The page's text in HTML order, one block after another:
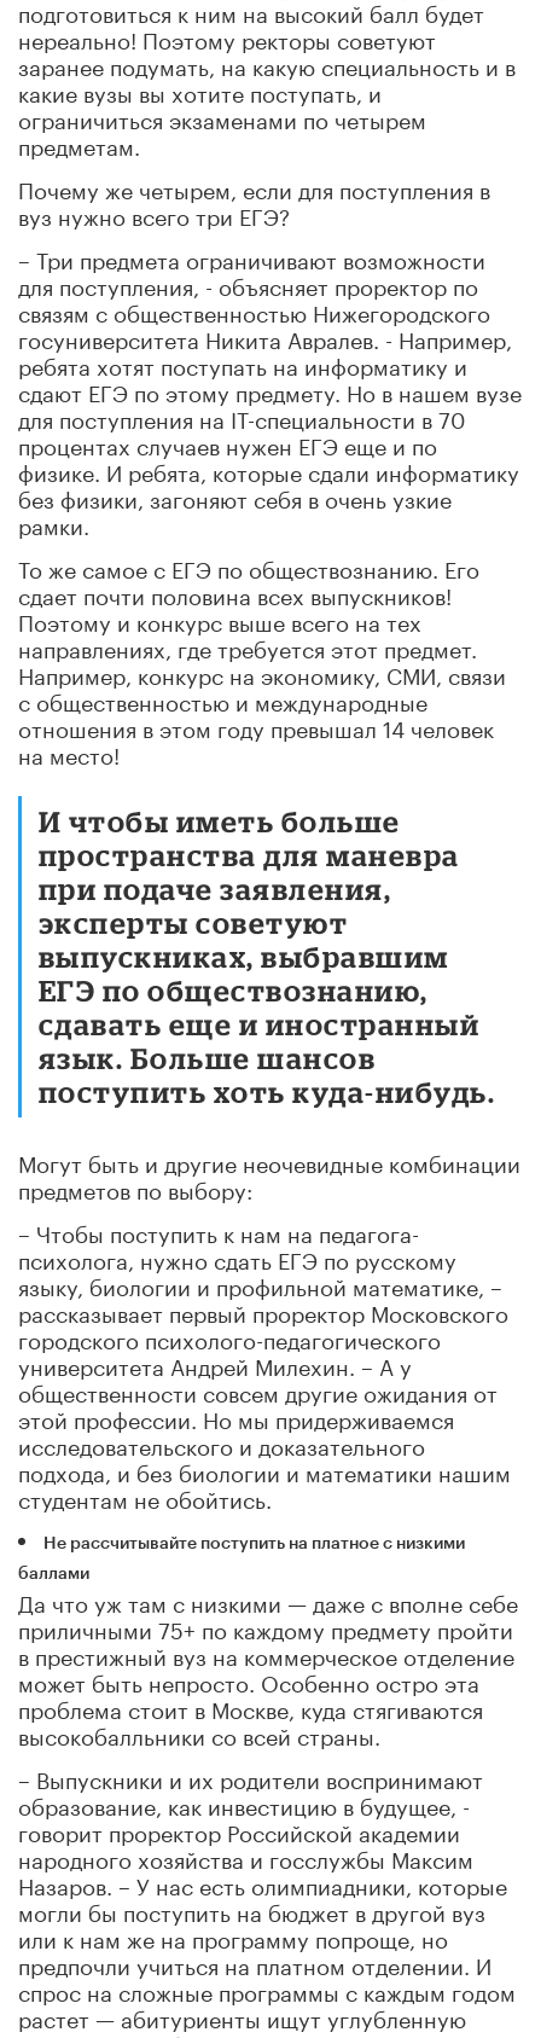
подготовиться к ним на высокий балл будет
нереально! Поэтому ректоры советуют
заранее подумать, на какую специальность и в
какие вузы вы хотите поступать, и
ограничиться экзаменами по четырем
предметам.
Почему же четырем, если для поступления в
вуз нужно всего три ЕГЭ?
– Три предмета ограничивают возможности
для поступления, - объясняет проректор по
связям с общественностью Нижегородского
госуниверситета Никита Авралев. - Например,
ребята хотят поступать на информатику и
сдают ЕГЭ по этому предмету. Но в нашем вузе
для поступления на IT-специальности в 70
процентах случаев нужен ЕГЭ еще и по
физике. И ребята, которые сдали информатику
без физики, загоняют себя в очень узкие
рамки.
То же самое с ЕГЭ по обществознанию. Его
сдает почти половина всех выпускников!
Поэтому и конкурс выше всего на тех
направлениях, где требуется этот предмет.
Например, конкурс на экономику, СМИ, связи
с общественностью и международные
отношения в этом году превышал 14 человек
на место!
И чтобы иметь больше
пространства для маневра
при подаче заявления,
эксперты советуют
выпускниках, выбравшим
ЕГЭ по обществознанию,
сдавать еще и иностранный
язык. Больше шансов
поступить хоть куда-нибудь.
Могут быть и другие неочевидные комбинации
предметов по выбору:
– Чтобы поступить к нам на педагога-
психолога, нужно сдать ЕГЭ по русскому
языку, биологии и профильной математике, –
рассказывает первый проректор Московского
городского психолого-педагогического
университета Андрей Милехин. – А у
общественности совсем другие ожидания от
этой профессии. Но мы придерживаемся
исследовательского и доказательного
подхода, и без биологии и математики нашим
студентам не обойтись.
Не рассчитывайте поступить на платное с низкими
баллами
Да что уж там с низкими — даже с вполне себе
приличными 75+ по каждому предмету пройти
в престижный вуз на коммерческое отделение
может быть непросто. Особенно остро эта
проблема стоит в Москве, куда стягиваются
высокобалльники со всей страны.
– Выпускники и их родители воспринимают
образование, как инвестицию в будущее, -
говорит проректор Российской академии
народного хозяйства и госслужбы Максим
Назаров. – У нас есть олимпиадники, которые
могли бы поступить на бюджет в другой вуз
или к нам же на программу попроще, но
предпочли учиться на платном отделении. И
спрос на сложные программы с каждым годом
растет — абитуриенты ищут углубленную